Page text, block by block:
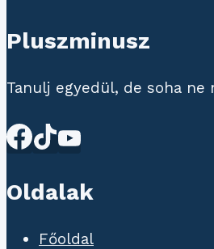
Pluszminusz
Tanulj egyedül, de soha ne
Oldalak
Főoldal